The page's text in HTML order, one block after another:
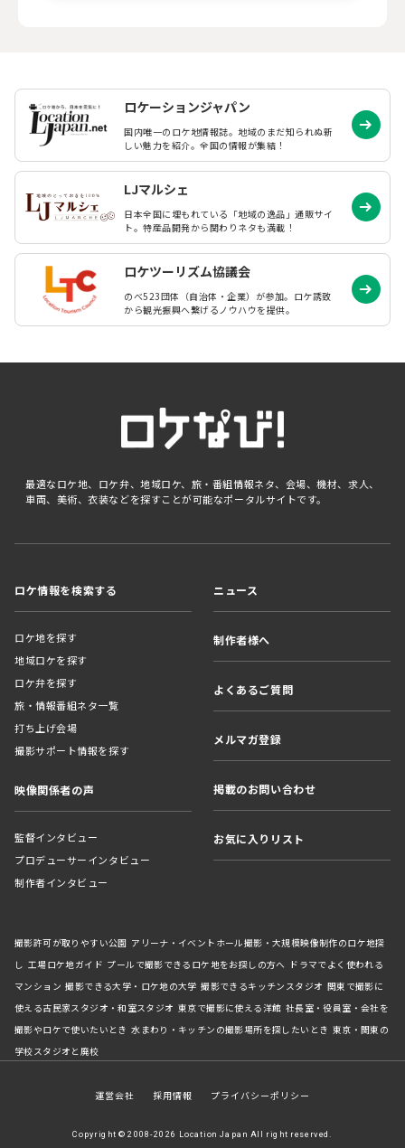
ロケーションジャパン
国内唯一のロケ地情報誌。地域のまだ知られぬ新
しい魅力を紹介。全国の情報が集結！
LJマルシェ
日本全国に埋もれている「地域の逸品」通販サイ
ト。特産品開発から関わりネタも満載！
ロケツーリズム協議会
のべ523団体（自治体・企業）が参加。ロケ誘致
から観光振興へ繋げるノウハウを提供。
最適なロケ地、ロケ弁、地域ロケ、旅・番組情報ネタ、会場、機材、求人、
車両、美術、衣装などを探すことが可能なポータルサイトです。
ロケ情報を検索する
ロケ地を探す
地域ロケを探す
ロケ弁を探す
旅・情報番組ネタ一覧
打ち上げ会場
撮影サポート情報を探す
映像関係者の声
監督インタビュー
プロデューサーインタビュー
制作者インタビュー
ニュース
制作者様へ
よくあるご質問
メルマガ登録
掲載のお問い合わせ
お気に入りリスト
撮影許可が取りやすい公園 アリーナ・イベントホール撮影・大規模映像制作のロケ地探
し 工場ロケ地ガイド プールで撮影できるロケ地をお探しの方へ ドラマでよく使われる
マンション 撮影できる大学・ロケ地の大学 撮影できるキッチンスタジオ 関東で撮影に
使える古民家スタジオ・和室スタジオ 東京で撮影に使える洋館 社長室・役員室・会社を
撮影やロケで使いたいとき 水まわり・キッチンの撮影場所を探したいとき 東京・関東の
学校スタジオと廃校
運営会社 採用情報 プライバシーポリシー
Copyright © 2008-2026 Location Japan All right reserved.